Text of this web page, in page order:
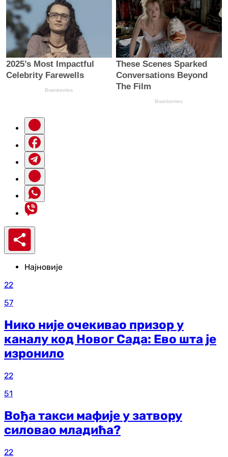
Најновије
22
57
Нико није очекивао призор у
каналу код Новог Сада: Ево шта је
изронило
22
51
Вођа такси мафије у затвору
силовао младића?
22